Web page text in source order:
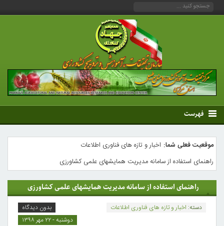
فهرست
موقعیت فعلی شما: اخبار و تازه های فناوری اطلاعات
راهنمای استفاده از سامانه مدیریت همایشهای علمی کشاورزی
راهنمای استفاده از سامانه مدیریت همایشهای علمی کشاورزی
دسته: اخبار و تازه های فناوری اطلاعات
بدون دیدگاه
دوشنبه - ۲۲ مهر ۱۳۹۸